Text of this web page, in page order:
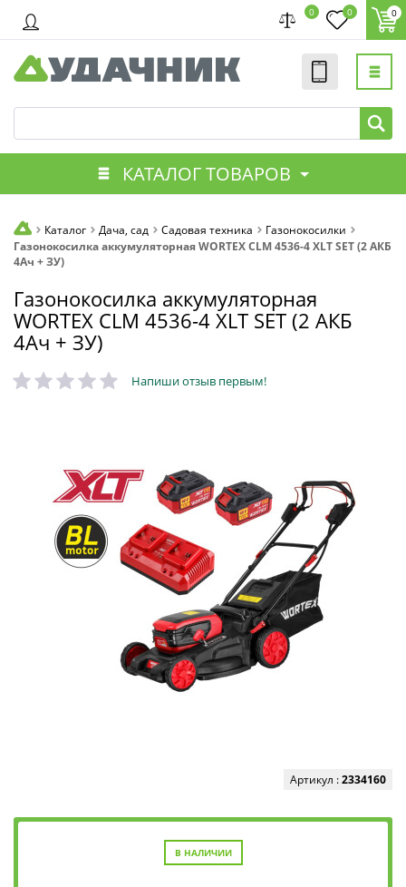
0 0 0
КАТАЛОГ ТОВАРОВ
Каталог Дача, сад Садовая техника
Газонокосилки
Газонокосилка аккумуляторная WORTEX CLM 4536-4 XLT SET (2 АКБ
4Ач + ЗУ)
Газонокосилка аккумуляторная
WORTEX CLM 4536-4 XLT SET (2 АКБ
4Ач + ЗУ)
Напиши отзыв первым!
Артикул :2334160
В НАЛИЧИИ